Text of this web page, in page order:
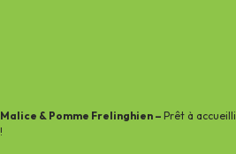
Malice & Pomme Frelinghien – Prêt à
!